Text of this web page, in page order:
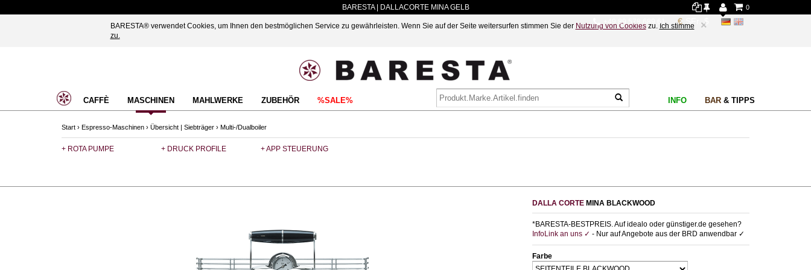
BARESTA® verwendet Cookies, um Ihnen den bestmöglichen Service zu gewährleisten. Wenn Sie auf der Seite weitersurfen stimmen Sie der Nutzung von Cookieszu. Ich stimme
zu.
×
BARESTA | DALLACORTE MINA GELB 0
+49 89 578 689 61
CAFFÈ MASCHINEN MAHLWERKE ZUBEHÖR %SALE% BAR& TIPPS
INFO
Start › Espresso-Maschinen › Übersicht | Siebträger › Multi-/Dualboiler
+ ROTA PUMPE + DRUCK PROFILE + APP STEUERUNG
DALLA CORTE MINA BLACKWOOD
*BARESTA-BESTPREIS. Auf idealo oder günstiger.de gesehen?
InfoLink an uns ✓ - Nur auf Angebote aus der BRD anwendbar ✓
Farbe